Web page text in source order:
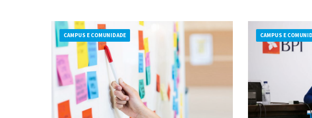
CAMPUS E COMUNIDADE CAMPUS E